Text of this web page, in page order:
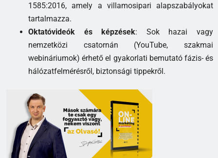
1585:2016, amely a villamosipari alapszabályokat
tartalmazza.
Oktatóvideók és képzések: Sok hazai vagy
nemzetközi csatornán (YouTube, szakmai
webináriumok) érhető el gyakorlati bemutató fázis- és
hálózatfelmérésről, biztonsági tippekről.